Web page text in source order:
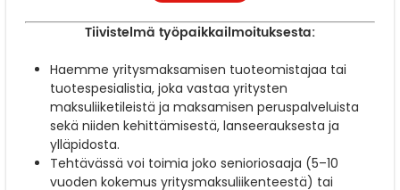
Tiivistelmä työpaikkailmoituksesta:
Haemme yritysmaksamisen tuoteomistajaa tai
tuotespesialistia, joka vastaa yritysten
maksuliiketileistä ja maksamisen peruspalveluista
sekä niiden kehittämisestä, lanseerauksesta ja
ylläpidosta.
Tehtävässä voi toimia joko senioriosaaja (5–10
vuoden kokemus yritysmaksuliikenteestä) tai